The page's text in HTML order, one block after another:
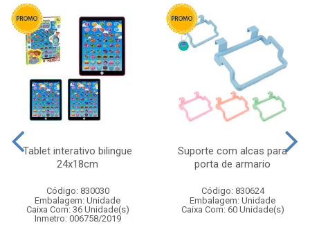
Tablet interativo bilingue
24x18cm
Código: 830030
Embalagem: Unidade
Caixa Com: 36 Unidade(s)
Inmetro: 006758/2019
Suporte com alcas para
porta de armario
Código: 830624
Embalagem: Unidade
Caixa Com: 60 Unidade(s)